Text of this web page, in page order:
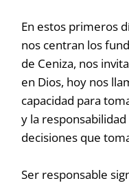
En estos primeros
nos centran los
de Ceniza, nos
en Dios, hoy nos
capacidad para
y la
decisiones que
Ser responsable